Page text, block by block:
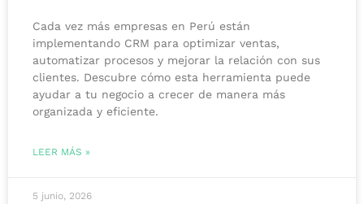
Cada vez más empresas en Perú están
implementando CRM para optimizar ventas,
automatizar procesos y mejorar la relación con sus
clientes. Descubre cómo esta herramienta puede
ayudar a tu negocio a crecer de manera más
organizada y eficiente.
LEER MÁS »
5 junio, 2026